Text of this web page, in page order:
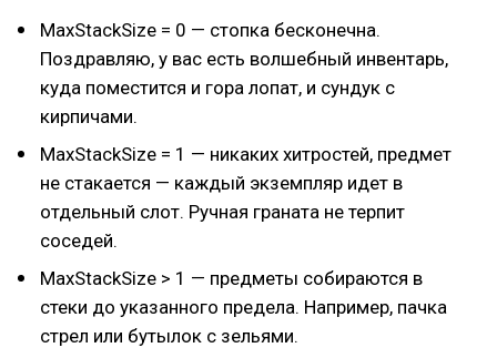
MaxStackSize = 0 — стопка бесконечна.
Поздравляю, у вас есть волшебный инвентарь,
куда поместится и гора лопат, и сундук с
кирпичами.
MaxStackSize = 1 — никаких хитростей, предмет
не стакается — каждый экземпляр идет в
отдельный слот. Ручная граната не терпит
соседей.
MaxStackSize > 1 — предметы собираются в
стеки до указанного предела. Например, пачка
стрел или бутылок с зельями.